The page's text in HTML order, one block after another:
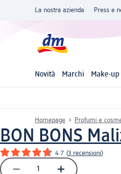
La nostra azienda Press e
Novità Marchi Make-up
Homepage Profumi e
BON BONS
4.7 (3 recensioni)